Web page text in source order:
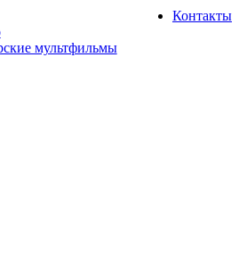
мультфильмы
Контакты